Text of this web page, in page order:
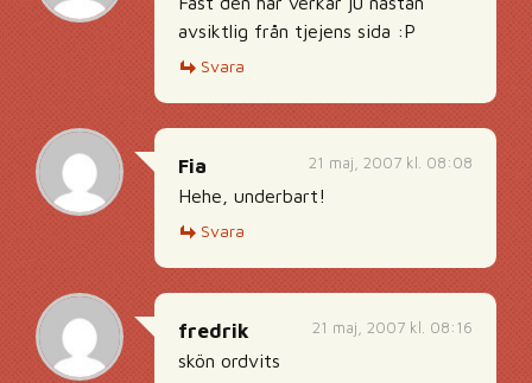
avsiktlig från tjejens sida :P
Svara
21 maj, 2007 kl. 08:08
Fia
Hehe, underbart!
Svara
21 maj, 2007 kl. 08:16
fredrik
skön ordvits